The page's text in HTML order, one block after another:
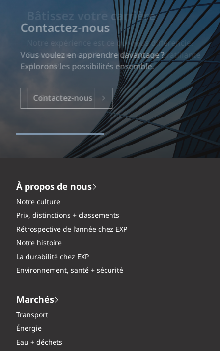
Bâtissez votre carrière
Notre expérience est ce qui nous différencie.
Explorez une carrière dynamique et gratifiante
chez EXP.
Carrières
À propos de nous
Notre culture
Prix, distinctions + classements
Rétrospective de l’année chez EXP
Notre histoire
La durabilité chez EXP
Environnement, santé + sécurité
Marchés
Transport
Énergie
Eau + déchets